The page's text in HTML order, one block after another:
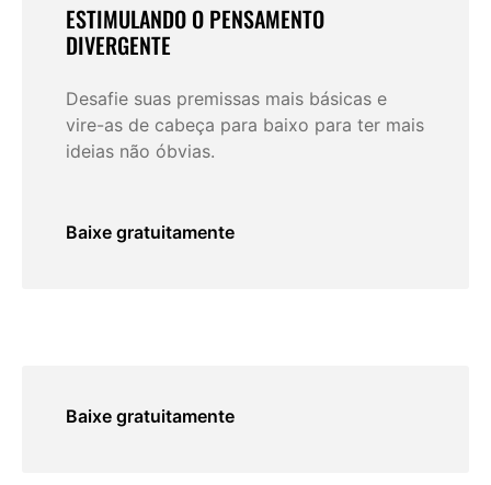
ESTIMULANDO O PENSAMENTO
DIVERGENTE
Desafie suas premissas mais básicas e
vire-as de cabeça para baixo para ter mais
ideias não óbvias.
Baixe gratuitamente
Baixe gratuitamente